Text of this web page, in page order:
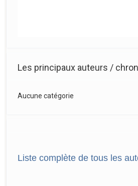
Les principaux auteurs /
Aucune catégorie
Liste complète de tous les